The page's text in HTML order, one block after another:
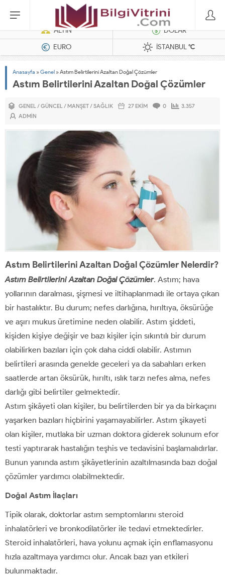
Dizel Jeneratörler
ALTIN
DOLAR
EURO
İSTANBUL°C
Anasayfa »Genel »Astım Belirtilerini Azaltan Doğal Çözümler
Astım Belirtilerini Azaltan Doğal Çözümler
GENEL/GÜNCEL/ MANŞET/SAĞLIK 27 EKIM 0
3.357
ADMIN
Astım Belirtilerini Azaltan Doğal Çözümler Nelerdir?
Astım Belirtilerini Azaltan Doğal Çözümler. Astım; hava
yollarının daralması, şişmesi ve iltihaplanmadı ile ortaya çıkan
bir hastalıktır. Bu durum; nefes darlığına, hırıltıya, öksürüğe
ve aşırı mukus üretimine neden olabilir. Astım şiddeti,
kişiden kişiye değişir ve bazı kişiler için sıkıntılı bir durum
olabilirken bazıları için çok daha ciddi olabilir. Astımın
belirtileri arasında genelde geceleri ya da sabahları erken
saatlerde artan öksürük, hırıltı, ıslık tarzı nefes alma, nefes
darlığı gibi belirtiler gelmektedir.
Astım şikâyeti olan kişiler, bu belirtilerden bir ya da birkaçını
yaşarken bazıları hiçbirini yaşamayabilirler. Astım şikayeti
olan kişiler, mutlaka bir uzman doktora giderek solunum efor
testi yaptırarak hastalığın teşhis ve tedavisini başlamalıdırlar.
Bunun yanında astım şikâyetlerinin azaltılmasında bazı doğal
çözümler yardımcı olabilmektedir.
Doğal Astım İlaçları
Tipik olarak, doktorlar astım semptomlarını steroid
inhalatörleri ve bronkodilatörler ile tedavi etmektedirler.
Steroid inhalatörleri, hava yolunu açmak için enflamasyonu
hızla azaltmaya yardımcı olur. Ancak bazı yan etkileri
bulunmaktadır.